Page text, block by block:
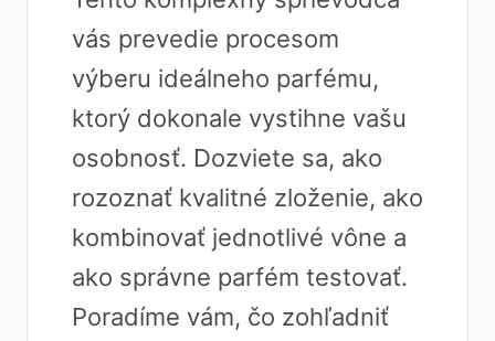
vás prevedie procesom
výberu ideálneho parfému,
ktorý dokonale vystihne vašu
osobnosť. Dozviete sa, ako
rozoznať kvalitné zloženie, ako
kombinovať jednotlivé vône a
ako správne parfém testovať.
Poradíme vám, čo zohľadniť